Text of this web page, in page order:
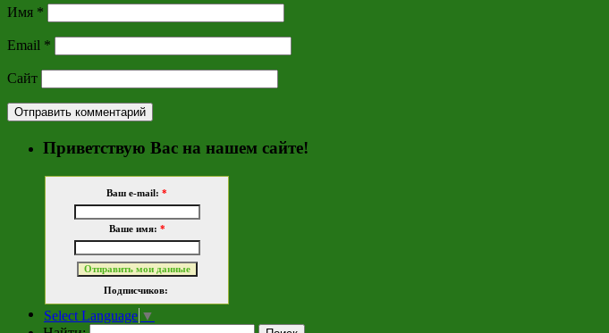
Имя *
Email *
Сайт
Приветствую Вас на нашем сайте!
Ваш e-mail: *
Ваше имя: *
Подписчиков:
Select Language ▼